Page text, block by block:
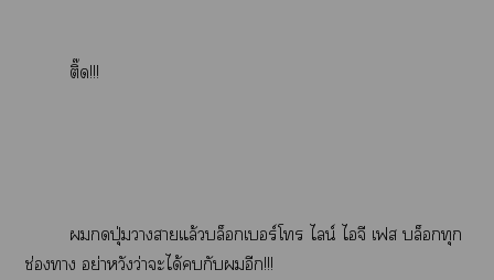
ติ๊ด!!!
ปุ่มาาแล้วบล็อกเบอร์โ ไลน์ ไจี เฟส บล็อกทุก
ช่องา อย่าหวังว่าะได้กับอีก!!!